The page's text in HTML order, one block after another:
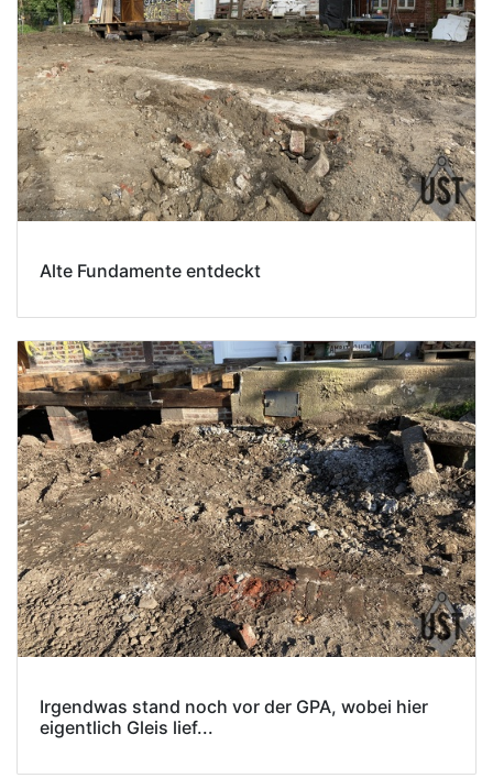
Alte Fundamente entdeckt
Irgendwas stand noch vor der GPA, wobei hier
eigentlich Gleis lief...